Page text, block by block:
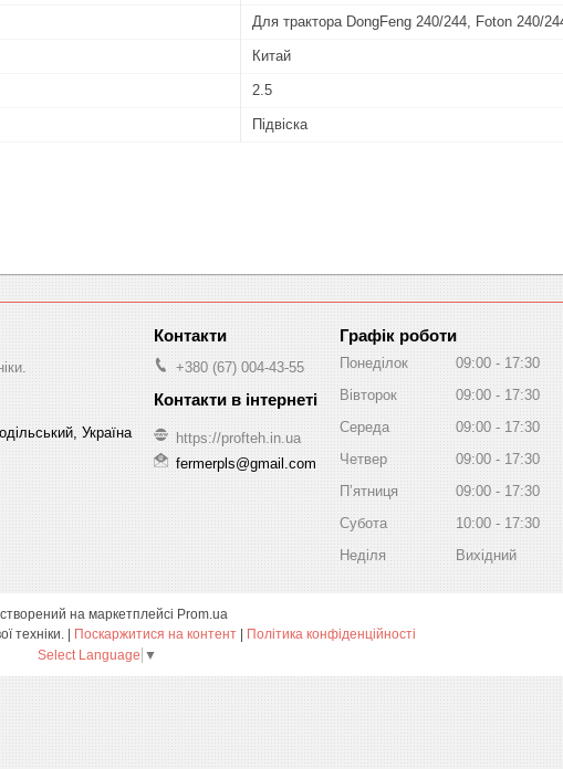
Для трактора DongFeng 240/244, Foton 240/
Китай
2.5
Підвіска
Україна
+380 (67) 004-43-55
https://profteh.in.ua
fermerpls@gmail.com
Графік роботи
Понеділок 09:00
17:30
Вівторок
09:00
17:30
Середа
09:00
17:30
Четвер
09:00
17:30
Пʼятниця
09:00
17:30
Субота
10:00
17:30
Неділя
Вихідний
на маркетплейсі Prom.ua
Поскаржитися на контент
Політика конфіденційності
Select Language ▼